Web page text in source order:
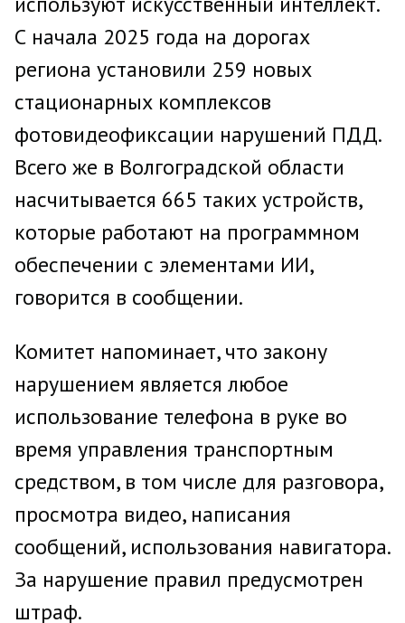
С начала 2025 года на дорогах
региона установили 259 новых
стационарных комплексов
фотовидеофиксации нарушений ПДД.
Всего же в Волгоградской области
насчитывается 665 таких устройств,
которые работают на программном
обеспечении с элементами ИИ,
говорится в сообщении.
Комитет напоминает, что закону
нарушением является любое
использование телефона в руке во
время управления транспортным
средством, в том числе для разговора,
просмотра видео, написания
сообщений, использования навигатора.
За нарушение правил предусмотрен
штраф.